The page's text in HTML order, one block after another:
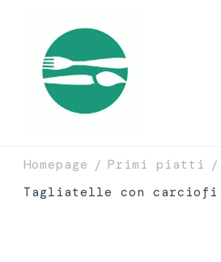
Homepage / Primi piatti /
Tagliatelle con carciofi